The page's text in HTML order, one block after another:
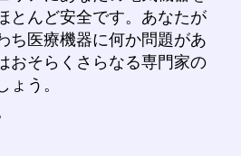
とんど安全です。あなたが
ち医療機器に何か問題があ
おそらくさらなる専門家の
ょう。